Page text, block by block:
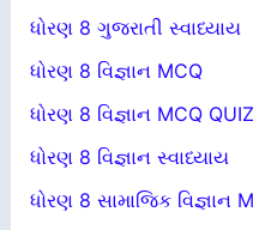
ધોરણ 8 ગુજરાતી સ્વાધ્યાય
ધોરણ 8 વિજ્ઞાન MCQ
ધોરણ 8 વિજ્ઞાન MCQ QUIZ
ધોરણ 8 વિજ્ઞાન સ્વાધ્યાય
ધોરણ 8 સામાજિક વિજ્ઞાન